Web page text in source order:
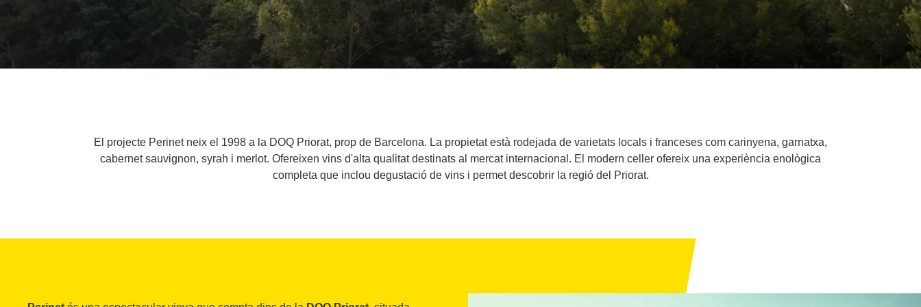
El projecte Perinet neix el 1998 a la DOQ Priorat, prop de Barcelona. La propietat està rodejada de varietats locals i franceses com carinyena, garnatxa,
cabernet sauvignon, syrah i merlot. Ofereixen vins d'alta qualitat destinats al mercat internacional. El modern celler ofereix una experiència enològica
completa que inclou degustació de vins i permet descobrir la regió del Priorat.